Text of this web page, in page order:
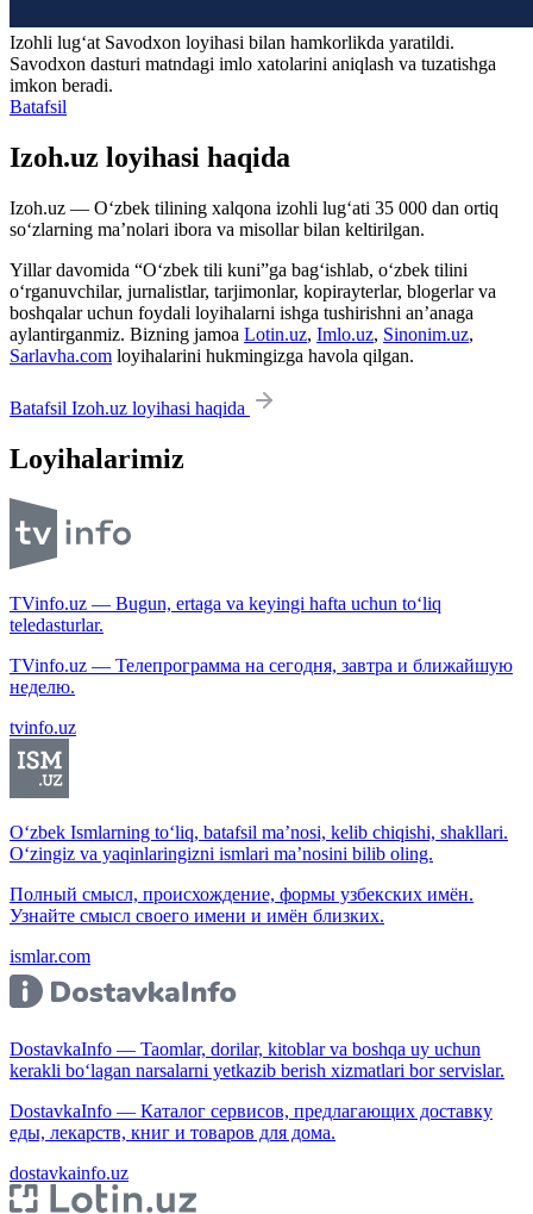
Izohli lugʻat Savodxon loyihasi bilan hamkorlikda yaratildi.
Savodxon dasturi matndagi imlo xatolarini aniqlash va tuzatishga
imkon beradi.
Batafsil
Izoh.uz loyihasi haqida
Izoh.uz — O‘zbek tilining xalqona izohli lug‘ati 35 000 dan ortiq
so‘zlarning ma’nolari ibora va misollar bilan keltirilgan.
Yillar davomida “O‘zbek tili kuni”ga bag‘ishlab, o‘zbek tilini
o‘rganuvchilar, jurnalistlar, tarjimonlar, kopirayterlar, blogerlar va
boshqalar uchun foydali loyihalarni ishga tushirishni an’anaga
aylantirganmiz. Bizning jamoa Lotin.uz, Imlo.uz, Sinonim.uz,
Sarlavha.com loyihalarini hukmingizga havola qilgan.
Batafsil Izoh.uz loyihasi haqida
Loyihalarimiz
TVinfo.uz — Bugun, ertaga va keyingi hafta uchun to‘liq
teledasturlar.
TVinfo.uz — Телепрограмма на сегодня, завтра и ближайшую
неделю.
tvinfo.uz
O‘zbek Ismlarning to‘liq, batafsil ma’nosi, kelib chiqishi, shakllari.
O‘zingiz va yaqinlaringizni ismlari ma’nosini bilib oling.
Полный смысл, происхождение, формы узбекских имён.
Узнайте смысл своего имени и имён близких.
ismlar.com
DostavkaInfo — Taomlar, dorilar, kitoblar va boshqa uy uchun
kerakli bo‘lagan narsalarni yetkazib berish xizmatlari bor servislar.
DostavkaInfo — Каталог сервисов, предлагающих доставку
еды, лекарств, книг и товаров для дома.
dostavkainfo.uz